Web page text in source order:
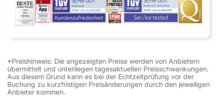
*Preishinweis: Die angezeigten Preise werden von Anbietern
übermittelt und unterliegen tagesaktuellen Preisschwankungen.
Aus diesem Grund kann es bei der Echtzeitprüfung vor der
Buchung zu kurzfristigen Preisänderungen durch den jeweiligen
Anbieter kommen.